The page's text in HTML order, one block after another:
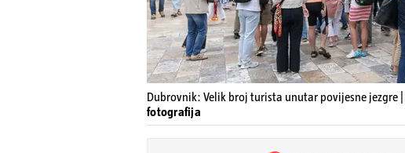
Dubrovnik: Velik broj turista unutar povijesne jezgre |
fotografija